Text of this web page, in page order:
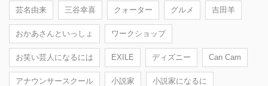
芸名由来 三谷幸喜 クォーター グルメ 吉田羊
おかあさんといっしょ ワークショップ
お笑い芸人になるには EXILE ディズニー Can Cam
アナウンサースクール 小説家 小説家になるに